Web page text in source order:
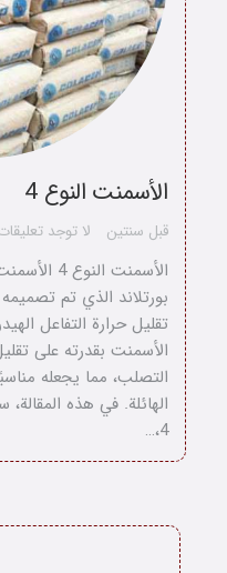
الأسمنت النوع 4
قبل سنتين لا توجد
بورتلاند الذي تم
تقليل حرارة التفاعل
الأسمنت بقدرته على
التصلب، مما يجعله
الهائلة. في هذه
4،…